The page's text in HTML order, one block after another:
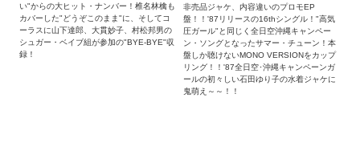
い"からの大ヒット・ナンバー！椎名林檎も
カバーした"どうぞこのまま"に、そしてコ
ーラスに山下達郎、大貫妙子、村松邦男の
シュガー・ベイブ組が参加の"BYE-BYE"収
録！
非売品ジャケ、内容違いのプロモEP
盤！！'87リリースの16thシングル！"高気
圧ガール"と同じく全日空沖縄キャンペー
ン・ソングとなったサマー・チューン！本
盤しか聴けないMONO VERSIONをカップ
リング！！'87全日空･沖縄キャンペーンガ
ールの初々しい石田ゆり子の水着ジャケに
鬼萌え～～！！